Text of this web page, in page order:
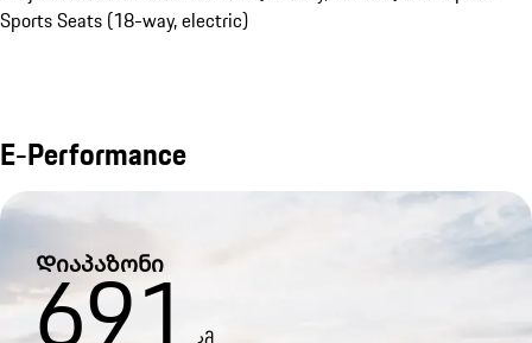
Sports Seats (18-way, electric)
E-Performance
Დიაპაზონი
691